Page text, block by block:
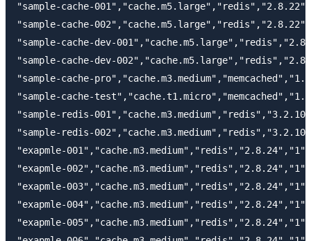
"sample-cache-
"sample-cache-
"sample-cache-dev-
"sample-cache-dev-
"sample-cache-
"sample-cache-
"sample-redis-
"sample-redis-
"exapmle-001","cache.m3.medium","redis","2.8.24","1"
"exapmle-002","cache.m3.medium","redis","2.8.24","1"
"exapmle-003","cache.m3.medium","redis","2.8.24","1"
"exapmle-004","cache.m3.medium","redis","2.8.24","1"
"exapmle-005","cache.m3.medium","redis","2.8.24","1"